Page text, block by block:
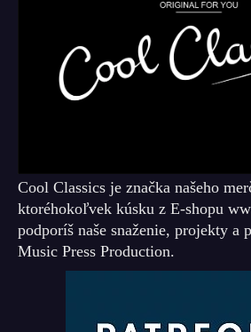
Cool Classics je značka našeho
ktoréhokoľvek kúsku z E-shopu
podporíš naše snaženie, projekty a
Music Press Production.